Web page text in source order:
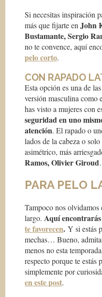
Si necesitas inspiración
más que fijarte enJohn
Bustamante, Sergio
no te convence, aquí
pelo corto.
CON RAPADO
Esta opción es una de
versión masculina como
has visto a mujeres con
seguridad en uno
atención. El rapado o
lados de la cabeza o
asimétrico, más
Ramos, Olivier Giroud
PARA PELO
Tampoco nos
largo.Aquí
te favorecen. Y si estás
mechas… Bueno,
menos no esta
respecto porque te estás
simplemente por
en este post.